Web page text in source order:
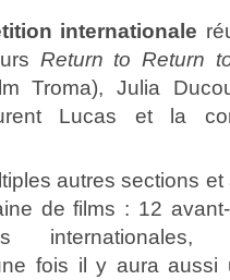
internationale
Return to Return
Troma), Julia
Lucas et la
autres sections
de films : 12
internationales,
fois il y aura aussi